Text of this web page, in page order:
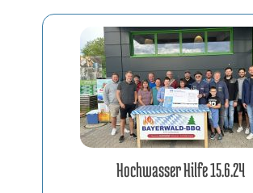
Hochwasser Hilfe 15.6.24